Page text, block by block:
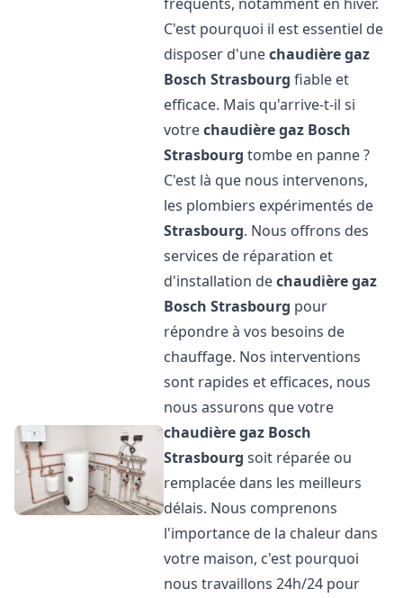
C'est pourquoi il est essentiel de
disposer d'unechaudière gaz
Bosch Strasbourg fiable et
efficace. Mais qu'arrive-t-il si
votrechaudière gaz Bosch
Strasbourg tombe en panne ?
C'est là que nous intervenons,
les plombiers expérimentés de
Strasbourg. Nous offrons des
services de réparation et
d'installation dechaudière gaz
Bosch Strasbourg pour
répondre à vos besoins de
chauffage. Nos interventions
sont rapides et efficaces, nous
nous assurons que votre
chaudière gaz Bosch
Strasbourg soit réparée ou
remplacée dans les meilleurs
délais. Nous comprenons
l'importance de la chaleur dans
votre maison, c'est pourquoi
nous travaillons 24h/24 pour